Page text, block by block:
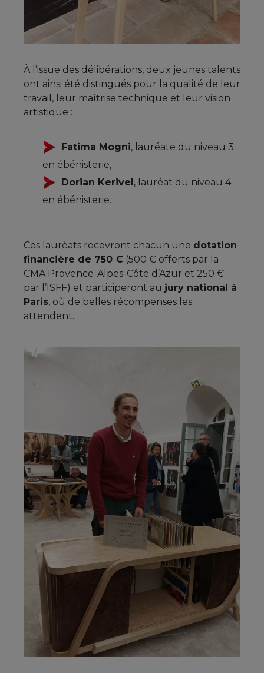
À l’issue des délibérations, deux jeunes talents
ont ainsi été distingués pour la qualité de leur
travail, leur maîtrise technique et leur vision
artistique :
Fatima Mogni, lauréate du niveau 3
en ébénisterie,
Dorian Kerivel, lauréat du niveau 4
en ébénisterie.
Ces lauréats recevront chacun une dotation
financière de 750 € (500 € offerts par la
CMA Provence-Alpes-Côte d’Azur et 250 €
par l’ISFF) et participeront au jury national à
Paris, où de belles récompenses les
attendent.